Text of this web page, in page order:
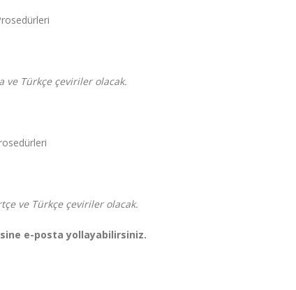
ve Türkçe çeviriler olacak.
ve Türkçe çeviriler olacak.
e-posta yollayabilirsiniz.